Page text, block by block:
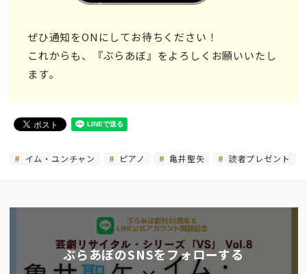
ぜひ通知をONにしてお待ちください！
これからも、『ぶらあぼ』をよろしくお願いいたし
ます。
イム・ユンチャン ピアノ 亀井聖矢 読者プレゼント
ぶらあぼのSNSをフォローする